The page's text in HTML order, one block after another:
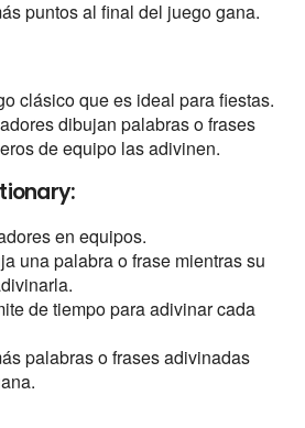
puntos al final del juego gana.
clásico que es ideal para fiestas.
dibujan palabras o frases
de equipo las adivinen.
en equipos.
una palabra o frase mientras su
de tiempo para adivinar cada
palabras o frases adivinadas